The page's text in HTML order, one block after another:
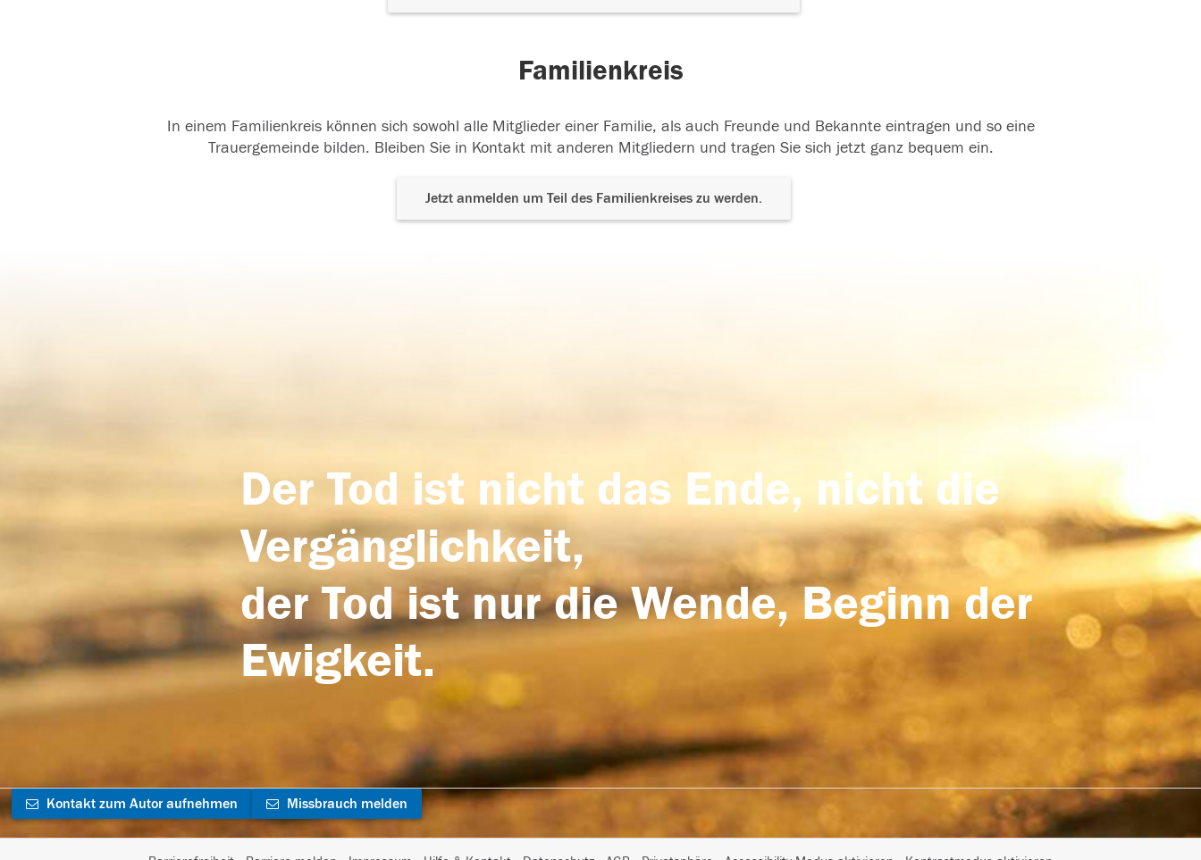
Familienkreis
In einem Familienkreis können sich sowohl alle Mitglieder einer Familie, als auch Freunde und Bekannte eintragen und so eine
Trauergemeinde bilden. Bleiben Sie in Kontakt mit anderen Mitgliedern und tragen Sie sich jetzt ganz bequem ein.
Jetzt anmelden um Teil des Familienkreises zu werden.
Der Tod ist nicht das Ende, nicht die
Vergänglichkeit,
der Tod ist nur die Wende, Beginn der
Ewigkeit.
Kontakt zum Autor aufnehmen Missbrauch melden